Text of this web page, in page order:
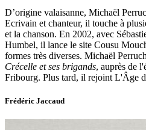
D’origine valaisanne, Michaël
Ecrivain et chanteur, il touche à
et la chanson. En 2002, avec
Humbel, il lance le site Cousu
formes très diverses. Michaël
Crécelle et ses brigands, auprès de
Fribourg. Plus tard, il rejoint L'Âge
Frédéric Jaccaud